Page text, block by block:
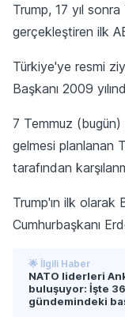
Trump, 17 yıl
gerçekleştiren ilk
Türkiye'ye resmi
Başkanı 2009
7 Temmuz (bugün)
gelmesi planlanan
tarafından
Trump'ın ilk olarak
Cumhurbaşkanı
🌟 İlgili Haber
NATO liderleri
buluşuyor: İşte
gündemindeki